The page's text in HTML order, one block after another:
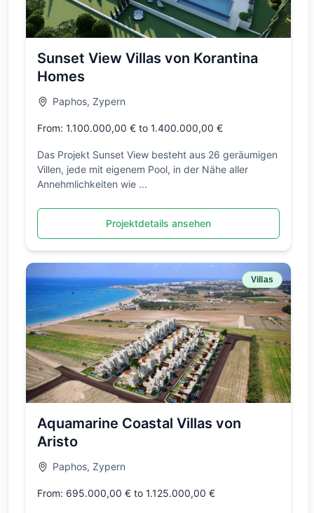
Sunset View Villas von Korantina
Homes
Paphos, Zypern
From: 1.100.000,00 € to 1.400.000,00 €
Das Projekt Sunset View besteht aus 26 geräumigen
Villen, jede mit eigenem Pool, in der Nähe aller
Annehmlichkeiten wie ...
Projektdetails ansehen
Villas
Aquamarine Coastal Villas von
Aristo
Paphos, Zypern
From: 695.000,00 € to 1.125.000,00 €